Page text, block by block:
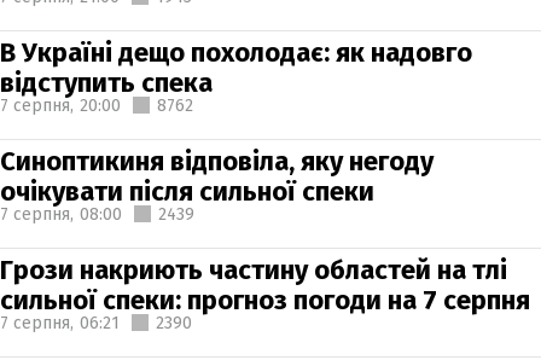
В Україні дещо похолодає: як надовго
відступить спека
7 серпня, 20:00 8762
Синоптикиня відповіла, яку негоду
очікувати після сильної спеки
7 серпня, 08:00 2439
Грози накриють частину областей на тлі
сильної спеки: прогноз погоди на 7 серпня
7 серпня, 06:21 2390